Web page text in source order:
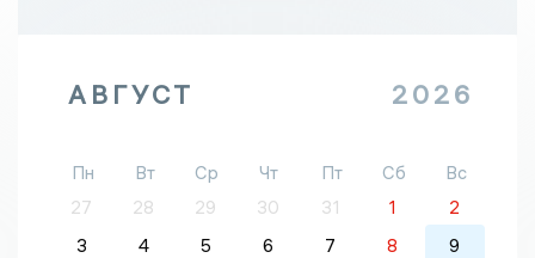
АВГУСТ 2026
Пн Вт Ср Чт Пт Сб
Вс
27
28 29 30 31 1
2
3
4 5 6 7 8
9